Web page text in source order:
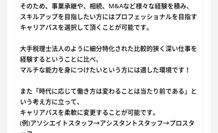
そのため、事業承継や、相続、M&Aなど様々な経験を積み、
スキルアップを目指したい方にはプロフェッショナルを目指す
キャリアパスを選択して頂くことが可能です。
大手税理士法人のように細分特化された比較的狭く深い仕事を
経験するということに比べ、
マルチな能力を身につけたいという方には適した環境です！
また「時代に応じて働き方は変わることは当たり前である」と
いう考え方に立って、
キャリアパスを柔軟に変更することが可能です。
(例)アソシエイトスタッフ→アシスタントスタッフ→プロスタ